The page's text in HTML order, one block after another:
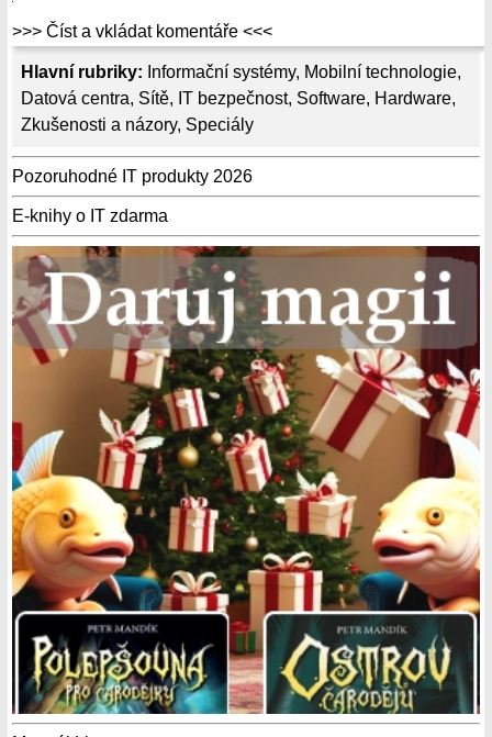
Hlavní rubriky: Informační systémy, Mobilní technologie,
Datová centra, Sítě, IT bezpečnost, Software, Hardware,
Zkušenosti a názory, Speciály
Pozoruhodné IT produkty 2026
E-knihy o IT zdarma
>>> Číst a vkládat komentáře <<<